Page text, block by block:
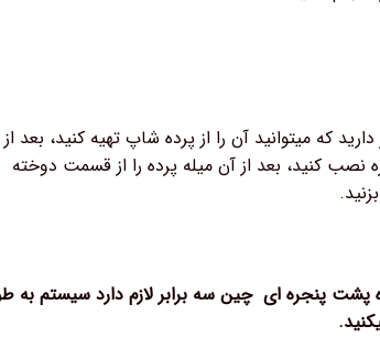
میتوانید آن را از پرده شاپ تهیه کنید، بعد از
کنید، بعد از آن میله پرده را از قسمت دوخته
پشت پنجره ای چین سه برابر لازم دارد سیستم به